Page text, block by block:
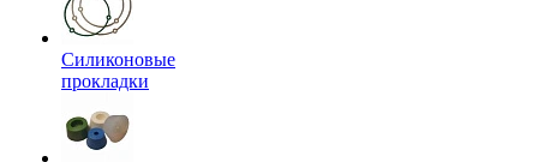
Силиконовые
прокладки